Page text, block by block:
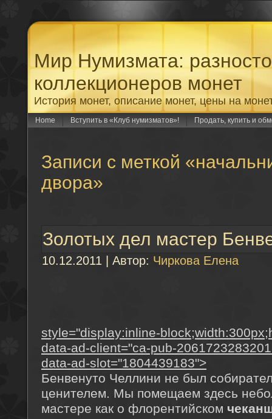
Мир Нумизмата:
коллекционеров монет
История монет, описание монет, цены на
Home Вступить в «Клуб нумизматов»! Продать, купить и
Записи с меткой
двора»
Золотых дел мастер
10.12.2011 | Автор: Чиркова Елена
style="display:inline-
data-ad-client="ca-pub-
data-ad-slot="1804439183">
Бенвенуто Челлини не был
ценителем. Мы помещаем здесь
мастере как о флорентийском